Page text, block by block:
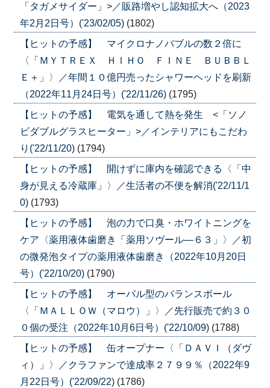
「タガメサイダー」>／販路増やし認知拡大へ（2023
年2月2日号）('23/02/05) (1802)
【ヒットの予感】 マイクロナノバブルの数２倍に
〈「ＭＹＴＲＥＸ ＨＩＨＯ ＦＩＮＥ ＢＵＢＢＬ
Ｅ＋」〉／年間１０億円売ったシャワーヘッドを刷新
（2022年11月24日号）('22/11/26) (1795)
【ヒットの予感】 電気を通して熱を発生 <「ソノ
ビダブルグラスヒーター」>／インテリアにもこだわ
り('22/11/20) (1794)
【ヒットの予感】 開けずに庫内を確認できる〈「中
身が見える冷蔵庫」〉／生活者の不便を解消('22/11/1
0) (1793)
【ヒットの予感】 泡の力で口臭・ホワイトニングを
ケア〈薬用液体歯磨き「薬用ソヴール―６３」〉／初
の微発泡タイプの薬用液体歯磨き（2022年10月20日
号）('22/10/20) (1790)
【ヒットの予感】 オーバル型のバランスボール
〈「ＭＡＬＬＯＷ（マロウ）」〉／先行販売で約３０
０個の受注（2022年10月6日号）('22/10/09) (1788)
【ヒットの予感】 缶オープナー〈「ＤＡＶＩ（ダヴ
ィ）」〉／クラファンで達成率２７９９％（2022年9
月22日号）('22/09/22) (1786)